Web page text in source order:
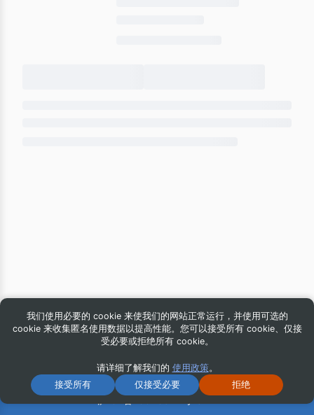
我们使用必要的 cookie 来使我们的网站正常运行，并使用可选的
cookie 来收集匿名使用数据以提高性能。您可以接受所有 cookie、仅接
受必要或拒绝所有 cookie。
请详细了解我们的 使用政策。
接受所有
仅接受必要 拒绝
© 2026 iG Publishing, Inc. All Rights Reserved.